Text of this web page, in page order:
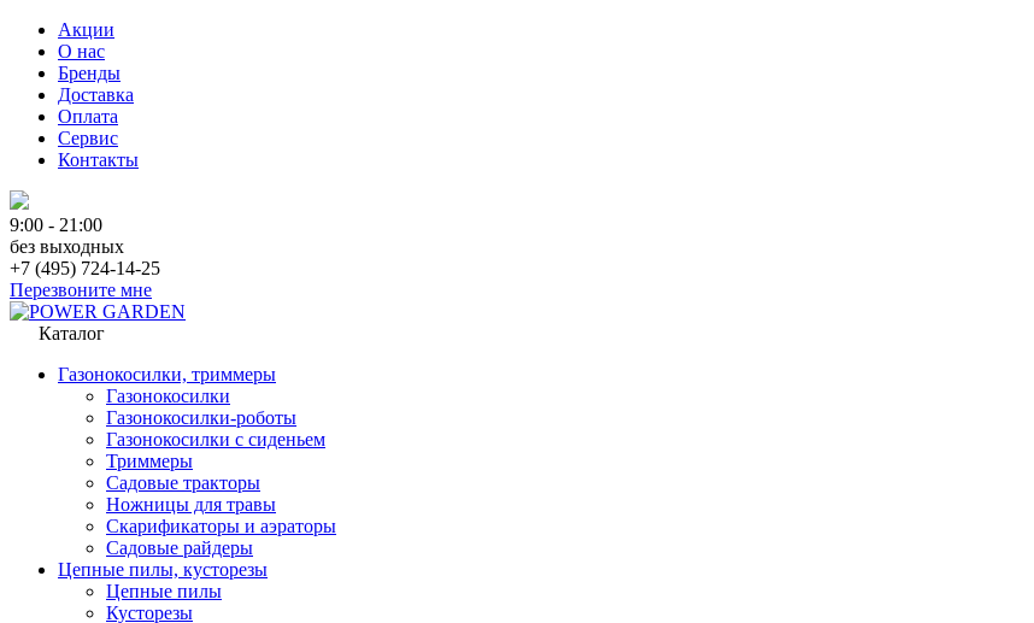
Акции
О нас
Бренды
Доставка
Оплата
Сервис
Контакты
9:00 - 21:00
без выходных
+7 (495) 724-14-25
Перезвоните мне
Каталог
Газонокосилки, триммеры
Газонокосилки
Газонокосилки-роботы
Газонокосилки с сиденьем
Триммеры
Садовые тракторы
Ножницы для травы
Скарификаторы и аэраторы
Садовые райдеры
Цепные пилы, кусторезы
Цепные пилы
Кусторезы